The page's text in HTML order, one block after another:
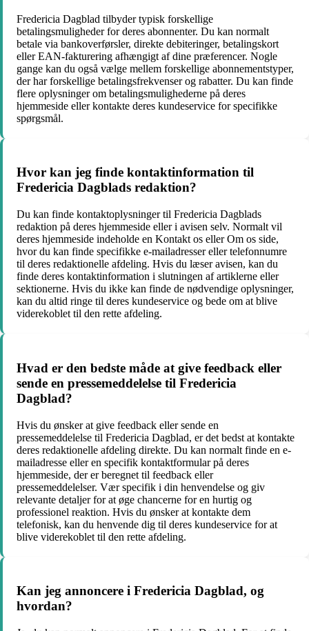
Fredericia Dagblad tilbyder typisk forskellige
betalingsmuligheder for deres abonnenter. Du kan normalt
betale via bankoverførsler, direkte debiteringer, betalingskort
eller EAN-fakturering afhængigt af dine præferencer. Nogle
gange kan du også vælge mellem forskellige abonnementstyper,
der har forskellige betalingsfrekvenser og rabatter. Du kan finde
flere oplysninger om betalingsmulighederne på deres
hjemmeside eller kontakte deres kundeservice for specifikke
spørgsmål.
Hvor kan jeg finde kontaktinformation til
Fredericia Dagblads redaktion?
Du kan finde kontaktoplysninger til Fredericia Dagblads
redaktion på deres hjemmeside eller i avisen selv. Normalt vil
deres hjemmeside indeholde en Kontakt os eller Om os side,
hvor du kan finde specifikke e-mailadresser eller telefonnumre
til deres redaktionelle afdeling. Hvis du læser avisen, kan du
finde deres kontaktinformation i slutningen af ​​artiklerne eller
sektionerne. Hvis du ikke kan finde de nødvendige oplysninger,
kan du altid ringe til deres kundeservice og bede om at blive
viderekoblet til den rette afdeling.
Hvad er den bedste måde at give feedback eller
sende en pressemeddelelse til Fredericia
Dagblad?
Hvis du ønsker at give feedback eller sende en
pressemeddelelse til Fredericia Dagblad, er det bedst at kontakte
deres redaktionelle afdeling direkte. Du kan normalt finde en e-
mailadresse eller en specifik kontaktformular på deres
hjemmeside, der er beregnet til feedback eller
pressemeddelelser. Vær specifik i din henvendelse og giv
relevante detaljer for at øge chancerne for en hurtig og
professionel reaktion. Hvis du ønsker at kontakte dem
telefonisk, kan du henvende dig til deres kundeservice for at
blive viderekoblet til den rette afdeling.
Kan jeg annoncere i Fredericia Dagblad, og
hvordan?